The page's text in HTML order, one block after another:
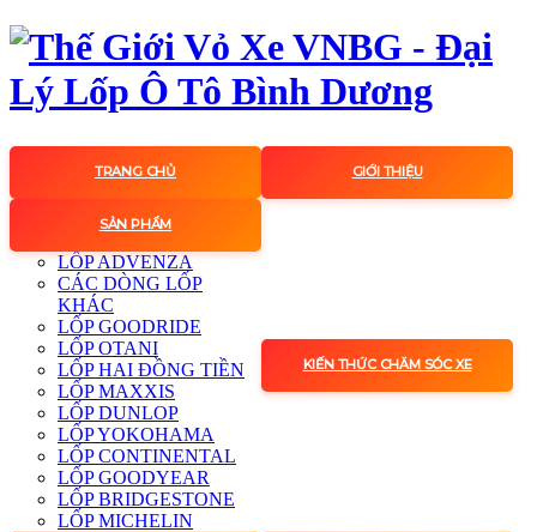
TRANG CHỦ GIỚI THIỆU
SẢN PHẨM
LỐP ADVENZA
CÁC DÒNG LỐP
KHÁC
LỐP GOODRIDE
LỐP OTANI
LỐP HAI ĐỒNG TIỀN
LỐP MAXXIS
LỐP DUNLOP
LỐP YOKOHAMA
LỐP CONTINENTAL
LỐP GOODYEAR
LỐP BRIDGESTONE
LỐP MICHELIN
KIẾN THỨC CHĂM SÓC XE